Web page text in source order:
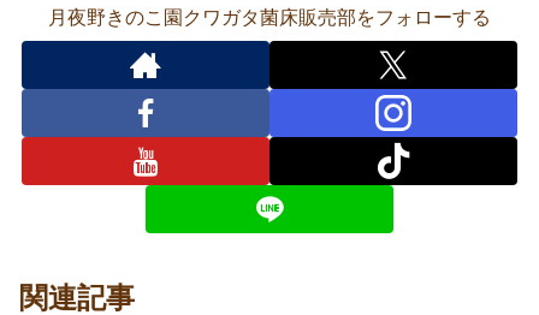
月夜野きのこ園クワガタ菌床販売部をフォローする
関連記事